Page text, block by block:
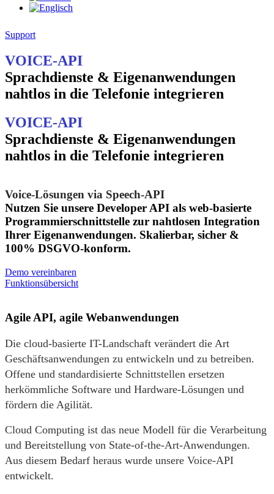
Support
VOICE-API
Sprachdienste & Eigenanwendungen
nahtlos in die Telefonie integrieren
VOICE-API
Sprachdienste & Eigenanwendungen
nahtlos in die Telefonie integrieren
Voice-Lösungen via Speech-API
Nutzen Sie unsere Developer API als web-basierte
Programmierschnittstelle zur nahtlosen Integration
Ihrer Eigenanwendungen. Skalierbar, sicher &
100% DSGVO-konform.
Demo vereinbaren
Funktionsübersicht
Agile API, agile Webanwendungen
Die cloud-basierte IT-Landschaft verändert die Art
Geschäftsanwendungen zu entwickeln und zu betreiben.
Offene und standardisierte Schnittstellen ersetzen
herkömmliche Software und Hardware-Lösungen und
fördern die Agilität.
Cloud Computing ist das neue Modell für die Verarbeitung
und Bereitstellung von State-of-the-Art-Anwendungen.
Aus diesem Bedarf heraus wurde unsere Voice-API
entwickelt.